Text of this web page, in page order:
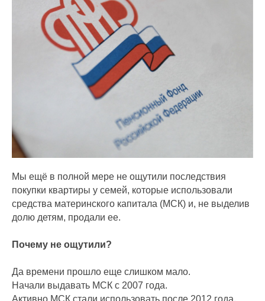
Мы ещё в полной мере не ощутили последствия
покупки квартиры у семей, которые использовали
средства материнского капитала (МСК) и, не выделив
долю детям, продали ее.
Почему не ощутили?
Да времени прошло еще слишком мало.
Начали выдавать МСК с 2007 года.
Активно МСК стали использовать после 2012 года.